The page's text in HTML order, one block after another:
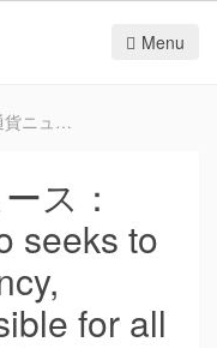
Menu
accessible for all – BizTimes Milwaukee
ス：
seeks to
for all